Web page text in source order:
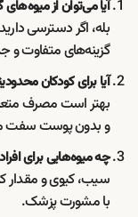
آیا می‌توان از
بله، اگر دسترسی
گزینه‌های متفاوت و
آیا برای کودکان
بهتر است مصرف
و بدون پوست سفت
چه میوه‌هایی برای
سیب، کیوی و مقدار
با مشورت پزشک.